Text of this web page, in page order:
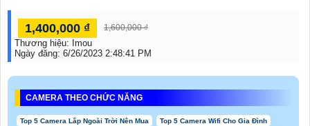
1,400,000 ₫ 1,600,000 ₫
Thương hiệu: Imou
Ngày đăng: 6/26/2023 2:48:41 PM
CAMERA THEO CHỨC NĂNG
Top 5 Camera Lắp Ngoài Trời Nên Mua Top 5 Camera Wifi Cho Gia Đình